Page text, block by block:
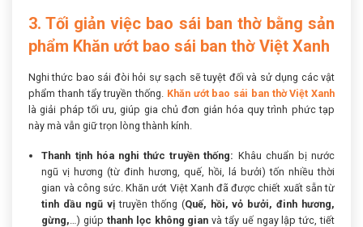
3. Tối giản việc bao sái ban thờ bằng sản
phẩm Khăn ướt bao sái ban thờ Việt Xanh
Nghi thức bao sái đòi hỏi sự sạch sẽ tuyệt đối và sử dụng các vật
phẩm thanh tẩy truyền thống. Khăn ướt bao sái ban thờ Việt Xanh
là giải pháp tối ưu, giúp gia chủ đơn giản hóa quy trình phức tạp
này mà vẫn giữ trọn lòng thành kính.
Thanh tịnh hóa nghi thức truyền thống: Khâu chuẩn bị nước
ngũ vị hương (từ đinh hương, quế, hồi, lá bưởi) tốn nhiều thời
gian và công sức. Khăn ướt Việt Xanh đã được chiết xuất sẵn từ
tinh dầu ngũ vị truyền thống (Quế, hồi, vỏ bưởi, đinh hương,
gừng, …) giúpthanh lọc không gian và tẩy uế ngay lập tức, tiết